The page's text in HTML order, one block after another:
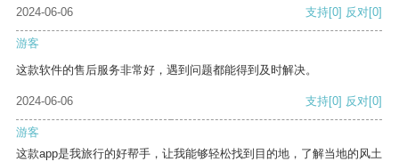
2024-06-06
支持[0] 反对[0]
游客
这款软件的售后服务非常好，遇到问题都能得到及时解决。
2024-06-06 支持[0] 反对[0]
游客
这款app是我旅行的好帮手，让我能够轻松找到目的地，了解当地的风土